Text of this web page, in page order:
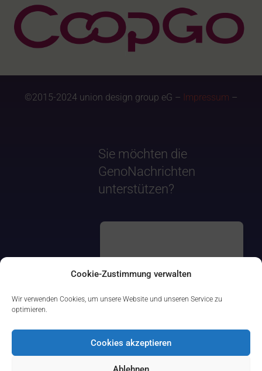
Cookie-Zustimmung verwalten
Wir verwenden Cookies, um unsere Website und unseren Service zu
optimieren.
Cookies akzeptieren
©2015-2024 union design group eG – Impressum –
Sie möchten die
GenoNachrichten
unterstützen?